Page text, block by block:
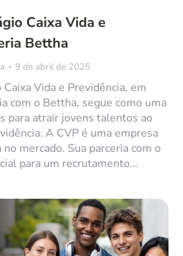
Caixa Vida e
Bettha
9 de abril de 2025
Vida e Previdência, em
com o Bettha, segue como uma
para atrair jovens talentos ao
A CVP é uma empresa
mercado. Sua parceria com o
para um recrutamento…